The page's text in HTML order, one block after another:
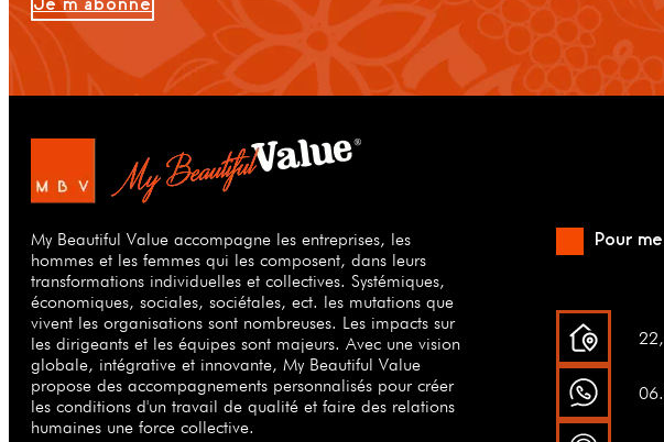
Je m'abonne
My Beautiful Value accompagne les entreprises, les
hommes et les femmes qui les composent, dans leurs
transformations individuelles et collectives. Systémiques,
économiques, sociales, sociétales, ect. les mutations que
vivent les organisations sont nombreuses. Les impacts sur
les dirigeants et les équipes sont majeurs. Avec une vision
globale, intégrative et innovante, My Beautiful Value
propose des accompagnements personnalisés pour créer
les conditions d'un travail de qualité et faire des relations
humaines une force collective.
Pour